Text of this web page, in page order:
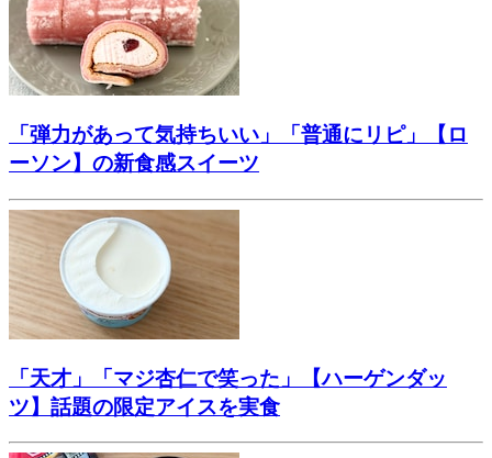
「弾力があって気持ちいい」「普通にリピ」【ロ
ーソン】の新食感スイーツ
「天才」「マジ杏仁で笑った」【ハーゲンダッ
ツ】話題の限定アイスを実食